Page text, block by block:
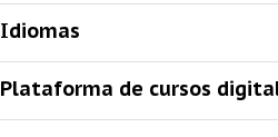
Idiomas
Plataforma de cursos